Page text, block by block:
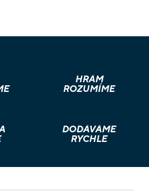
HRÁM
ROZUMÍME
DODÁVÁME
RYCHLE